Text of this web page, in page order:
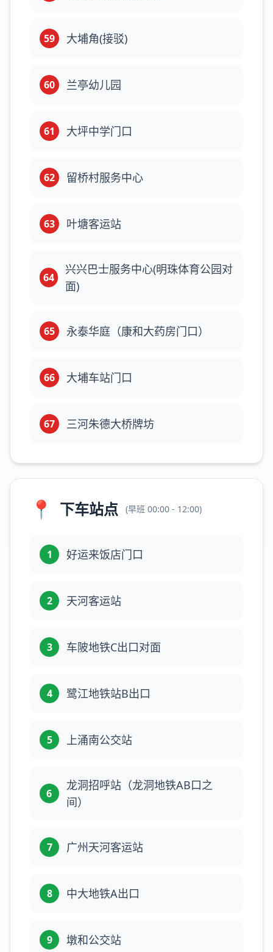
59 大埔角(接驳)
60 兰亭幼儿园
61 大坪中学门口
62 留桥村服务中心
63 叶塘客运站
64
兴兴巴士服务中心(明珠体育公园对
面)
65 永泰华庭（康和大药房门口）
66 大埔车站门口
67 三河朱德大桥牌坊
📍 下车站点 (早班 00:00 - 12:00)
1 好运来饭店门口
2 天河客运站
3 车陂地铁C出口对面
4 鹭江地铁站B出口
5 上涌南公交站
6
龙洞招呼站（龙洞地铁AB口之
间）
7 广州天河客运站
8 中大地铁A出口
9 墩和公交站